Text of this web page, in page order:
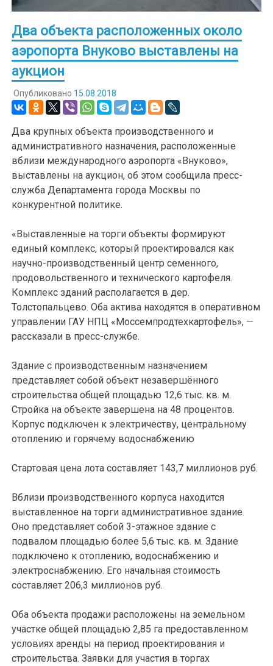
Два объекта расположенных около
аэропорта Внуково выставлены на
аукцион
Опубликовано 15.08.2018
Два крупных объекта производственного и
административного назначения, расположенные
вблизи международного аэропорта «Внуково»,
выставлены на аукцион, об этом сообщила пресс-
служба Департамента города Москвы по
конкурентной политике.
«Выставленные на торги объекты формируют
единый комплекс, который проектировался как
научно-производственный центр семенного,
продовольственного и технического картофеля.
Комплекс зданий располагается в дер.
Толстопальцево. Оба актива находятся в оперативном
управлении ГАУ НПЦ «Моссемпродтехкартофель», —
рассказали в пресс-службе.
Здание с производственным назначением
представляет собой объект незавершённого
строительства общей площадью 12,6 тыс. кв. м.
Стройка на объекте завершена на 48 процентов.
Корпус подключен к электричеству, центральному
отоплению и горячему водоснабжению
Стартовая цена лота составляет 143,7 миллионов руб.
Вблизи производственного корпуса находится
выставленное на торги административное здание.
Оно представляет собой 3-этажное здание с
подвалом площадью более 5,6 тыс. кв. м. Здание
подключено к отоплению, водоснабжению и
электроснабжению. Его начальная стоимость
составляет 206,3 миллионов руб.
Оба объекта продажи расположены на земельном
участке общей площадью 2,85 га предоставленном
условиях аренды на период проектирования и
строительства. Заявки для участия в торгах